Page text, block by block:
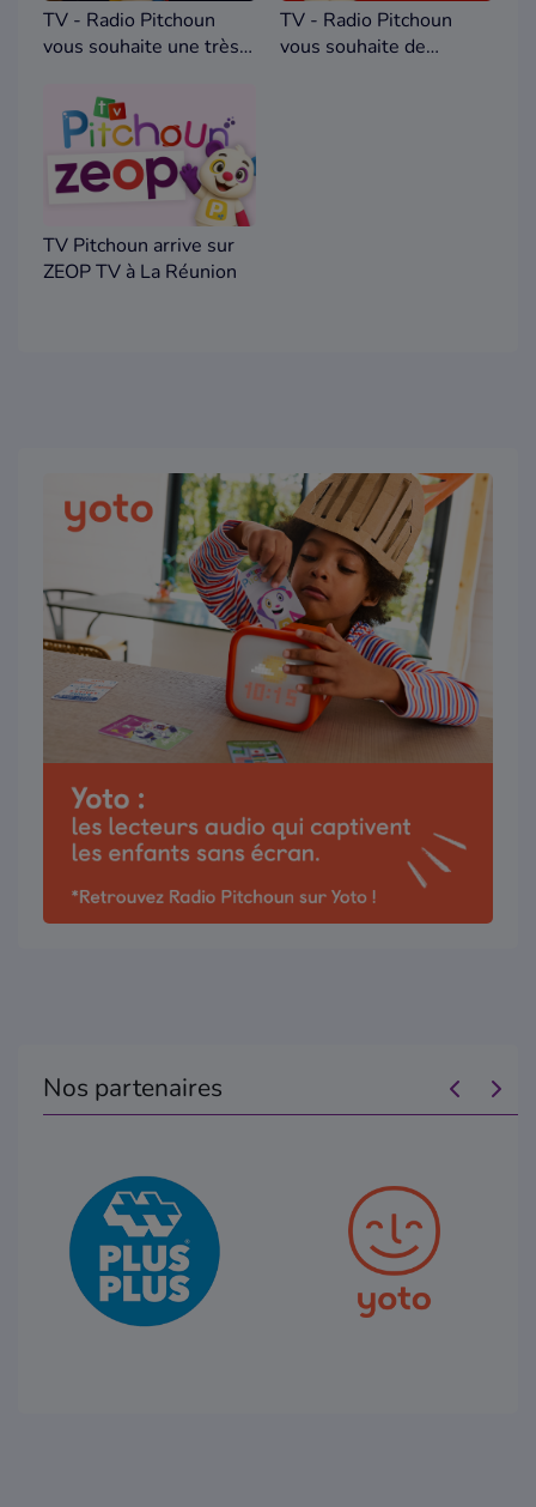
TV - Radio Pitchoun
vous souhaite une très
TV - Radio Pitchoun
vous souhaite de
TV Pitchoun arrive sur
ZEOP TV à La Réunion
Nos partenaires